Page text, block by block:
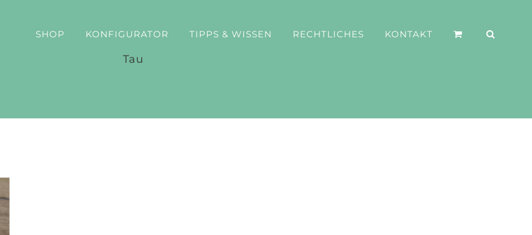
SHOP KONFIGURATOR TIPPS & WISSEN RECHTLICHES KONTAKT
Tau